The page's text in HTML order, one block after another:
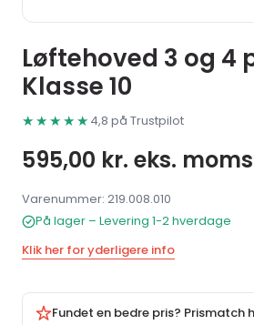
Fundet en bedre pris? Prismatch
Løftehoved 3 og 4
Klasse 10
★★★★★ 4,8 på Trustpilot
595,00 kr. eks. moms
Varenummer: 219.008.010
På lager – Levering 1-2 hverdage
Klik her for yderligere info